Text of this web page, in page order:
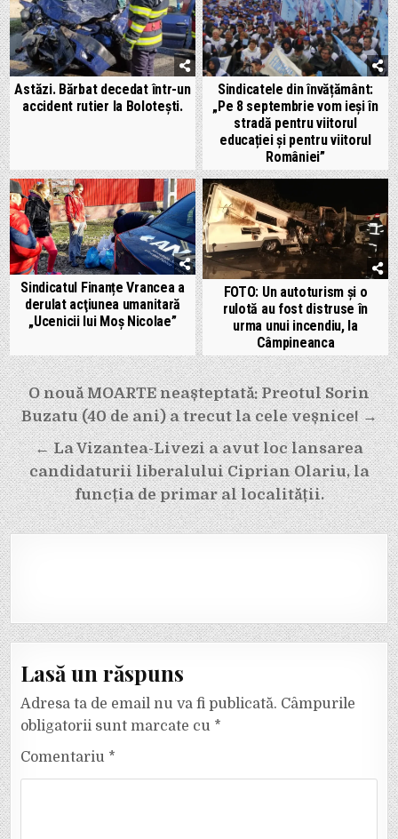
Astăzi. Bărbat decedat într-un
accident rutier la Bolotești.
Sindicatele din învățământ:
„Pe 8 septembrie vom ieși în
stradă pentru viitorul
educației și pentru viitorul
României”
Sindicatul Finanțe Vrancea a
derulat acţiunea umanitară
„Ucenicii lui Moş Nicolae”
FOTO: Un autoturism și o
rulotă au fost distruse în
urma unui incendiu, la
Câmpineanca
Navigare
în
articole
O nouă MOARTE neașteptată: Preotul Sorin
Buzatu (40 de ani) a trecut la cele veșnice! →
← La Vizantea-Livezi a avut loc lansarea
candidaturii liberalului Ciprian Olariu, la
funcția de primar al localității.
Lasă un răspuns
Adresa ta de email nu va fi publicată. Câmpurile
obligatorii sunt marcate cu *
Comentariu *